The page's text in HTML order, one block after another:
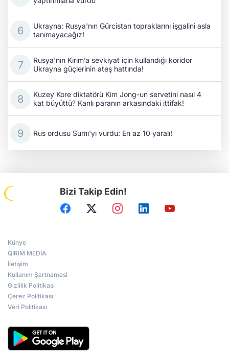
Ukrayna: Rusya'nın Gürcistan topraklarını işgalini asla
tanımayacağız!
Rusya'nın Kırım’a sevkiyat için kullandığı koridor
Ukrayna güçlerinin ateş hattında!
Kuzey Kore diktatörü Kim Jong-un servetini nasıl 4
kat büyüttü? Kanlı paranın arkasındaki ittifak!
Rus ordusu Sumı'yı vurdu: En az 10 yaralı!
Bizi Takip Edin!
Künye
QIRIM MEDİA
İletişim
Kullanım Şartnamesi
Gizlilik Politikası
Çerez Politikası
Veri Politikası